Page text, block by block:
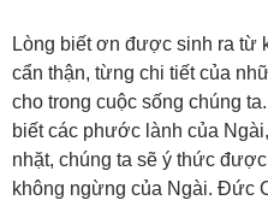
Lòng biết ơn được sinh ra từ
cẩn thận, từng chi tiết của
cho trong cuộc sống chúng
biết các phước lành của
nhặt, chúng ta sẽ ý thức
không ngừng của Ngài. Đức